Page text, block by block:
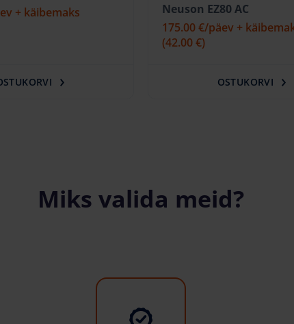
+ käibemaks
Neuson EZ80 AC
175.00 €/päev +
(42.00 €)
OSTUKORVI
Miks valida meid?